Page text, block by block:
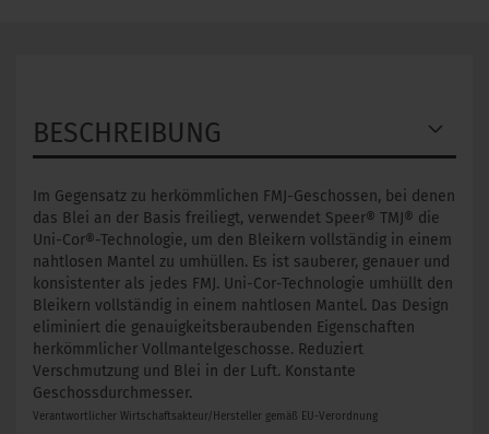
BESCHREIBUNG
Im Gegensatz zu herkömmlichen FMJ-Geschossen, bei denen
das Blei an der Basis freiliegt, verwendet Speer® TMJ® die
Uni-Cor®-Technologie, um den Bleikern vollständig in einem
nahtlosen Mantel zu umhüllen. Es ist sauberer, genauer und
konsistenter als jedes FMJ. Uni-Cor-Technologie umhüllt den
Bleikern vollständig in einem nahtlosen Mantel. Das Design
eliminiert die genauigkeitsberaubenden Eigenschaften
herkömmlicher Vollmantelgeschosse. Reduziert
Verschmutzung und Blei in der Luft. Konstante
Geschossdurchmesser.
Verantwortlicher Wirtschaftsakteur/Hersteller gemäß EU-Verordnung